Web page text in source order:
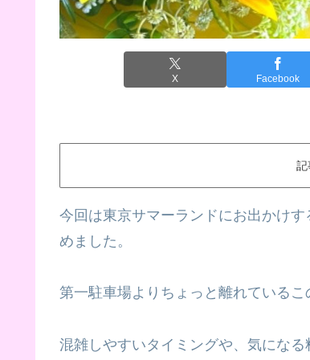
X Facebook
記
今回は東京サマーランドにお出かけ
めました。
第一駐車場よりちょっと離れている
混雑しやすいタイミングや、気にな